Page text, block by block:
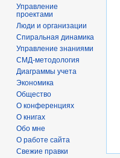
Управление
проектами
Люди и организации
Спиральная динамика
Управление знаниями
СМД-методология
Диаграммы учета
Экономика
Общество
О конференциях
О книгах
Обо мне
О работе сайта
Свежие правки